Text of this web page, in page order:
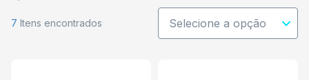
7 Itens encontrados